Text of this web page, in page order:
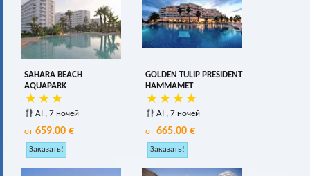
SAHARA BEACH
AQUAPARK
AI , 7 ночей
от 659.00 €
GOLDEN TULIP PRESIDENT
HAMMAMET
AI , 7 ночей
от 665.00 €